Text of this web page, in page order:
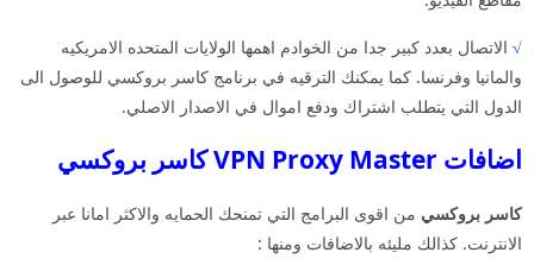
√ الاتصال بعدد كبير جدا من الخوادم اهمها الولايات المتحده الامريكيه
والمانيا وفرنسا. كما يمكنك الترقيه في برنامج كاسر بروكسي للوصول الى
الدول التي يتطلب اشتراك ودفع اموال في الاصدار الاصلي.
اضافات VPN Proxy Master كاسر بروكسي
كاسر بروكسي من اقوى البرامج التي تمنحك الحمايه والاكثر امانا عبر
الانترنت. كذالك مليئه بالاضافات ومنها :